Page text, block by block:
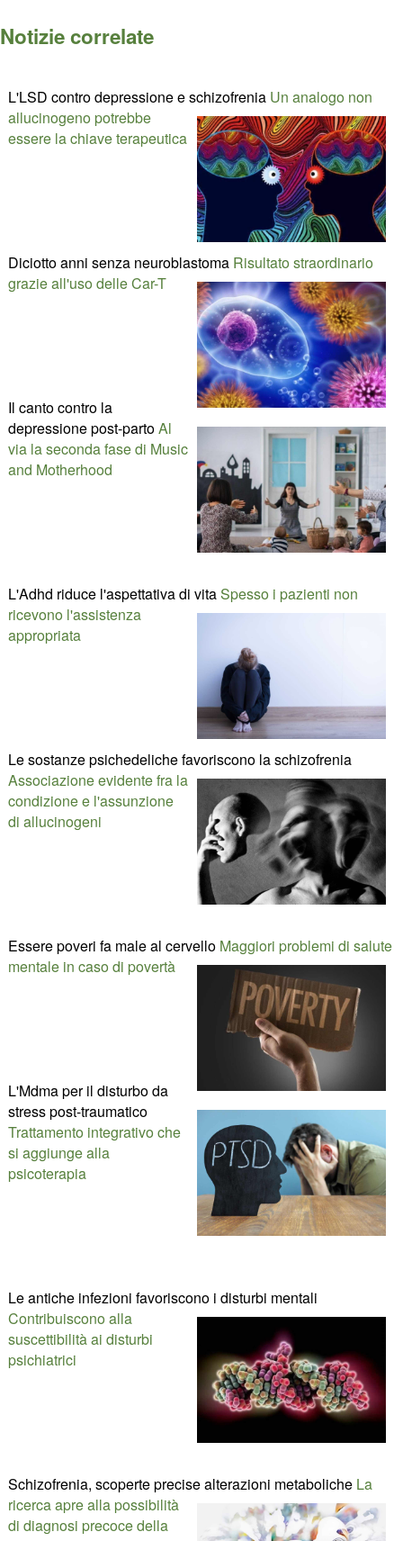
Notizie correlate
L'LSD contro depressione e schizofrenia Un analogo non
allucinogeno potrebbe
essere la chiave terapeutica
Diciotto anni senza neuroblastoma Risultato straordinario
grazie all'uso delle Car-T
Il canto contro la
depressione post-partoAl
via la seconda fase di Music
and Motherhood
L'Adhd riduce l'aspettativa di vitaSpesso i pazienti non
ricevono l'assistenza
appropriata
Le sostanze psichedeliche favoriscono la schizofrenia
Associazione evidente fra la
condizione e l'assunzione
di allucinogeni
Essere poveri fa male al cervello Maggiori problemi di salute
mentale in caso di povertà
L'Mdma per il disturbo da
stress post-traumatico
Trattamento integrativo che
si aggiunge alla
psicoterapia
Le antiche infezioni favoriscono i disturbi mentali
Contribuiscono alla
suscettibilità ai disturbi
psichiatrici
Schizofrenia, scoperte precise alterazioni metaboliche La
ricerca apre alla possibilità
di diagnosi precoce della